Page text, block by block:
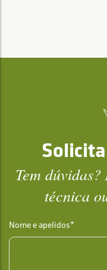
Tem dúvidas?
técnica
Nome e apelidos*